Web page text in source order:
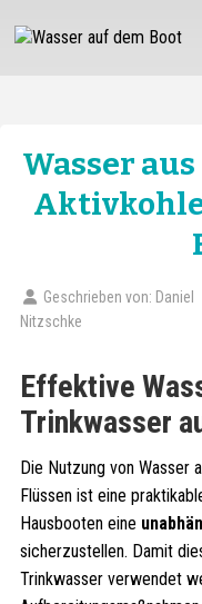
Wasser
Geschrieben von: Daniel
Nitzschke
Effektive
Trinkwasser
Die Nutzung von Wasser
Flüssen ist eine
Hausbooten eine
sicherzustellen. Damit
Trinkwasser verwendet